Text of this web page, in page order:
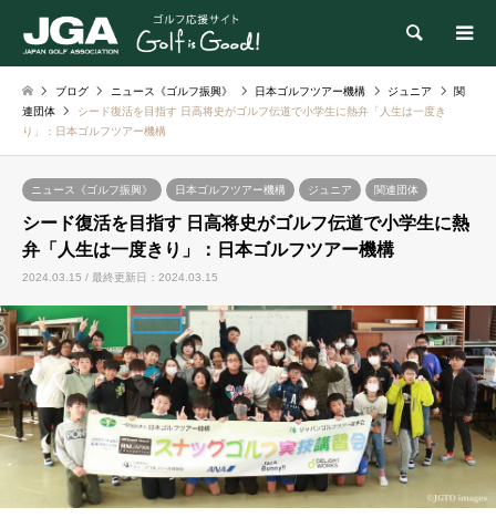
検索
ブログ ニュース《ゴルフ振興》 日本ゴルフツアー機構 ジュニア
関
連団体
シード復活を目指す 日高将史がゴルフ伝道で小学生に熱弁「人生は一度き
り」：日本ゴルフツアー機構
ニュース《ゴルフ振興》 日本ゴルフツアー機構 ジュニア 関連団体
シード復活を目指す 日高将史がゴルフ伝道で小学生に熱
弁「人生は一度きり」：日本ゴルフツアー機構
2024.03.15 / 最終更新日：2024.03.15